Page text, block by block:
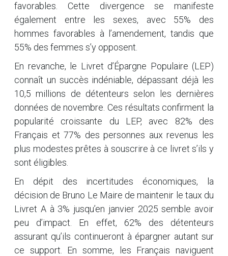
favorables. Cette divergence se manifeste
également entre les sexes, avec 55% des
hommes favorables à l’amendement, tandis que
55% des femmes s’y opposent.
En revanche, le Livret d’Épargne Populaire (LEP)
connaît un succès indéniable, dépassant déjà les
10,5 millions de détenteurs selon les dernières
données de novembre. Ces résultats confirment la
popularité croissante du LEP, avec 82% des
Français et 77% des personnes aux revenus les
plus modestes prêtes à souscrire à ce livret s’ils y
sont éligibles.
En dépit des incertitudes économiques, la
décision de Bruno Le Maire de maintenir le taux du
Livret A à 3% jusqu’en janvier 2025 semble avoir
peu d’impact. En effet, 62% des détenteurs
assurant qu’ils continueront à épargner autant sur
ce support. En somme, les Français naviguent